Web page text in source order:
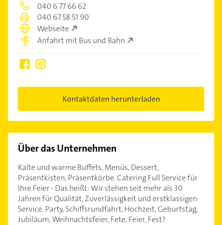
040 6 77 66 62
040 67 58 51 90
Webseite
Anfahrt mit Bus und Bahn
Kontaktdaten herunterladen
Über das Unternehmen
Kalte und warme Buffets, Menüs, Dessert,
Präsentkisten, Präsentkörbe. Catering Full Service für
Ihre Feier - Das heißt: Wir stehen seit mehr als 30
Jahren für Qualität, Zuverlässigkeit und erstklassigen
Service. Party, Schiffsrundfahrt, Hochzeit, Geburtstag,
Jubiläum, Weihnachtsfeier, Fete, Feier, Fest?